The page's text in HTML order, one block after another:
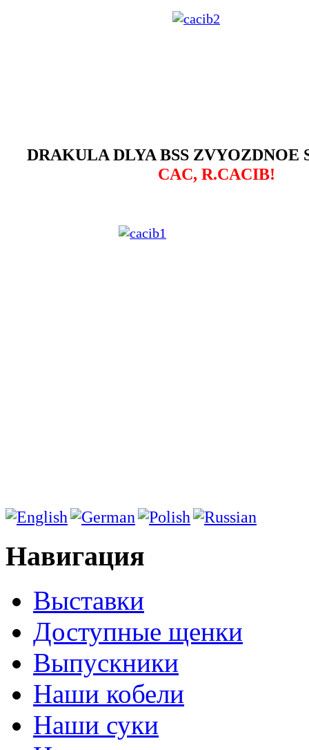
DRAKULA DLYA BSS ZVYOZDNOE
CAC, R.CACIB!
Навигация
Выставки
Доступные щенки
Выпускники
Наши кобели
Наши суки